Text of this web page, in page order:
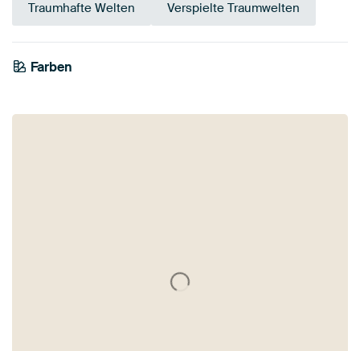
Traumhafte Welten Verspielte Traumwelten
Farben
Beige
Grün
Gelb